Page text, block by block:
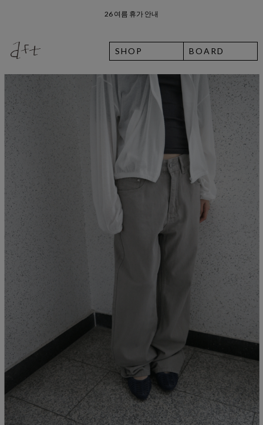
8월 7일 금요일 입고예정일 안내
SHOP BOARD